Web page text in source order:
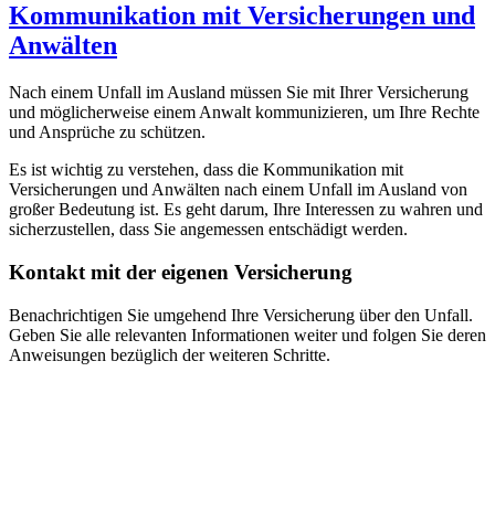
Kommunikation mit Versicherungen und
Anwälten
Nach einem Unfall im Ausland müssen Sie mit Ihrer Versicherung
und möglicherweise einem Anwalt kommunizieren, um Ihre Rechte
und Ansprüche zu schützen.
Es ist wichtig zu verstehen, dass die Kommunikation mit
Versicherungen und Anwälten nach einem Unfall im Ausland von
großer Bedeutung ist. Es geht darum, Ihre Interessen zu wahren und
sicherzustellen, dass Sie angemessen entschädigt werden.
Kontakt mit der eigenen Versicherung
Benachrichtigen Sie umgehend Ihre Versicherung über den Unfall.
Geben Sie alle relevanten Informationen weiter und folgen Sie deren
Anweisungen bezüglich der weiteren Schritte.